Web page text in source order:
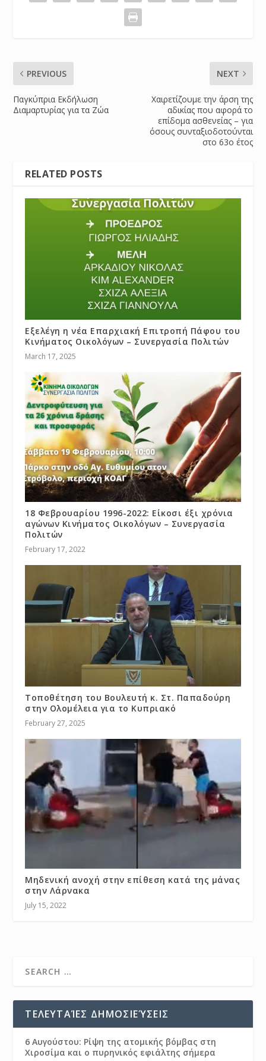
PREVIOUS
Παγκύπρια Εκδήλωση
Διαμαρτυρίας για τα Ζώα
NEXT
Χαιρετίζουμε την άρση της
αδικίας που αφορά το
επίδομα ασθενείας – για
όσους συνταξιοδοτούνται
στο 63ο έτος
RELATED POSTS
Εξελέγη η νέα Επαρχιακή Επιτροπή Πάφου του
Κινήματος Οικολόγων – Συνεργασία Πολιτών
March 17, 2025
18 Φεβρουαρίου 1996-2022: Είκοσι έξι χρόνια
αγώνων Κινήματος Οικολόγων – Συνεργασία
Πολιτών
February 17, 2022
Τοποθέτηση του Βουλευτή κ. Στ. Παπαδούρη
στην Ολομέλεια για το Κυπριακό
February 27, 2025
Μηδενική ανοχή στην επίθεση κατά της μάνας
στην Λάρνακα
July 15, 2022
ΤΕΛΕΥΤΑΊΕΣ ΔΗΜΟΣΙΕΎΣΕΙΣ
6 Αυγούστου: Ρίψη της ατομικής βόμβας στη
Χιροσίμα και ο πυρηνικός εφιάλτης σήμερα